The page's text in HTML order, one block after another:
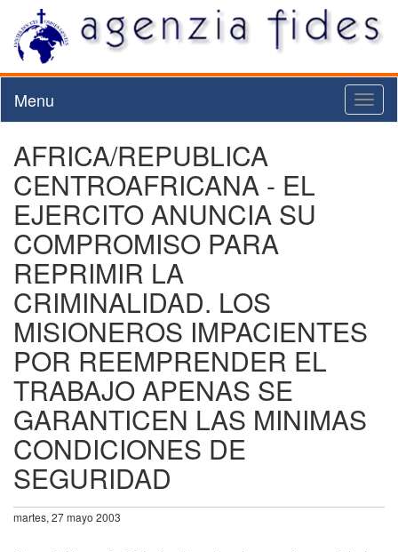
Menu
AFRICA/REPUBLICA
CENTROAFRICANA - EL
EJERCITO ANUNCIA SU
COMPROMISO PARA
REPRIMIR LA
CRIMINALIDAD. LOS
MISIONEROS IMPACIENTES
POR REEMPRENDER EL
TRABAJO APENAS SE
GARANTICEN LAS MINIMAS
CONDICIONES DE
SEGURIDAD
martes, 27 mayo 2003